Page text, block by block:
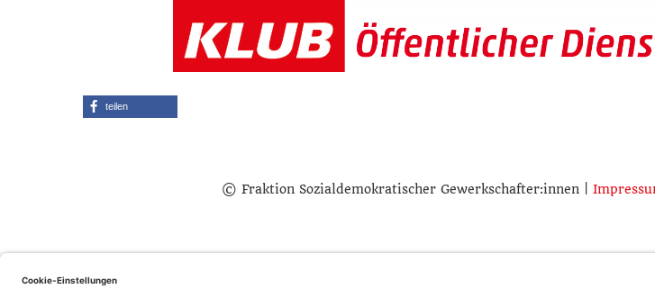
teilen
© Fraktion Sozialdemokratischer Gewerkschafter:innen |